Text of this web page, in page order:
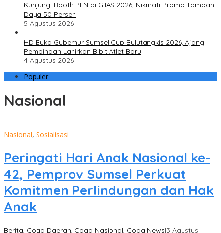
Kunjungi Booth PLN di GIIAS 2026, Nikmati Promo Tambah
Daya 50 Persen
5 Agustus 2026
HD Buka Gubernur Sumsel Cup Bulutangkis 2026, Ajang
Pembinaan Lahirkan Bibit Atlet Baru
4 Agustus 2026
Populer
Nasional
Nasional, Sosialisasi
Peringati Hari Anak Nasional ke-
42, Pemprov Sumsel Perkuat
Komitmen Perlindungan dan Hak
Anak
Berita, Coga Daerah, Coga Nasional, Coga News|3 Agustus